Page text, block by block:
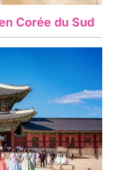
Corée du Sud